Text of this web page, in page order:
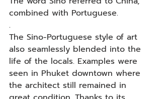
combined with Portuguese.
.
The Sino-Portuguese style of art
also seamlessly blended into the
life of the locals. Examples were
seen in Phuket downtown where
the architect still remained in